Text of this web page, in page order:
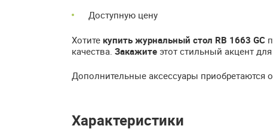
Доступную цену
Хотите купить журнальный стол RB 1663 GC
качества. Закажите этот стильный акцент
Дополнительные аксессуары приобретаются
Характеристики